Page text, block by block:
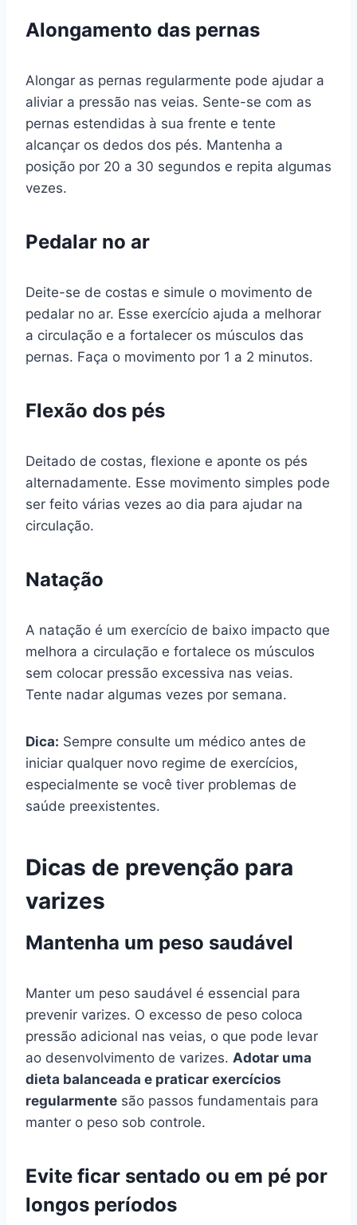
Alongamento das pernas
Alongar as pernas regularmente pode ajudar a
aliviar a pressão nas veias. Sente-se com as
pernas estendidas à sua frente e tente
alcançar os dedos dos pés. Mantenha a
posição por 20 a 30 segundos e repita algumas
vezes.
Pedalar no ar
Deite-se de costas e simule o movimento de
pedalar no ar. Esse exercício ajuda a melhorar
a circulação e a fortalecer os músculos das
pernas. Faça o movimento por 1 a 2 minutos.
Flexão dos pés
Deitado de costas, flexione e aponte os pés
alternadamente. Esse movimento simples pode
ser feito várias vezes ao dia para ajudar na
circulação.
Natação
A natação é um exercício de baixo impacto que
melhora a circulação e fortalece os músculos
sem colocar pressão excessiva nas veias.
Tente nadar algumas vezes por semana.
Dica: Sempre consulte um médico antes de
iniciar qualquer novo regime de exercícios,
especialmente se você tiver problemas de
saúde preexistentes.
Dicas de prevenção para
varizes
Mantenha um peso saudável
Manter um peso saudável é essencial para
prevenir varizes. O excesso de peso coloca
pressão adicional nas veias, o que pode levar
ao desenvolvimento de varizes. Adotar uma
dieta balanceada e praticar exercícios
regularmente são passos fundamentais para
manter o peso sob controle.
Evite ficar sentado ou em pé por
longos períodos